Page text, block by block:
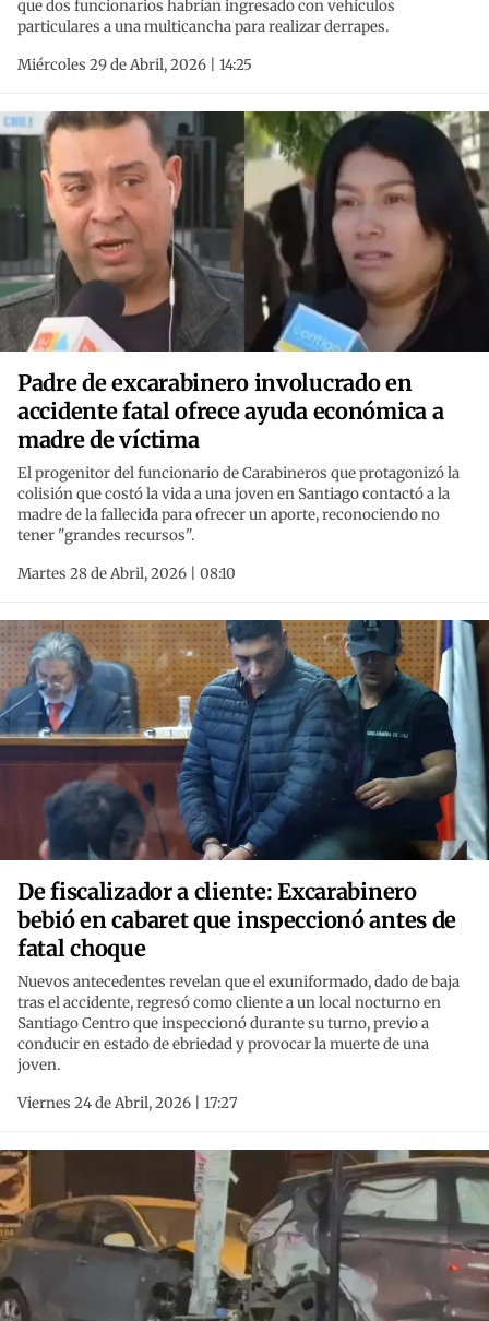
que dos funcionarios habrían ingresado con vehículos
particulares a una multicancha para realizar derrapes.
Miércoles 29 de Abril, 2026 | 14:25
Padre de excarabinero involucrado en
accidente fatal ofrece ayuda económica a
madre de víctima
El progenitor del funcionario de Carabineros que protagonizó la
colisión que costó la vida a una joven en Santiago contactó a la
madre de la fallecida para ofrecer un aporte, reconociendo no
tener "grandes recursos".
Martes 28 de Abril, 2026 | 08:10
De fiscalizador a cliente: Excarabinero
bebió en cabaret que inspeccionó antes de
fatal choque
Nuevos antecedentes revelan que el exuniformado, dado de baja
tras el accidente, regresó como cliente a un local nocturno en
Santiago Centro que inspeccionó durante su turno, previo a
conducir en estado de ebriedad y provocar la muerte de una
joven.
Viernes 24 de Abril, 2026 | 17:27